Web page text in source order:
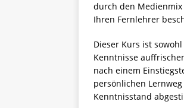
durch den
Ihren Fernlehrer
Dieser Kurs ist
Kenntnisse
nach einem
persönlichen
Kenntnisstand